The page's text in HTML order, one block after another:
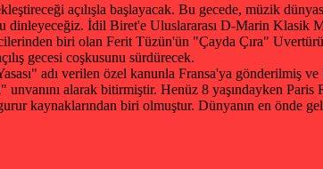
açılışla başlayacak. Bu gecede, müzik
dinleyeceğiz. İdil Biret'e Uluslararası D-Marin Klasik
biri olan Ferit Tüzün'ün "Çayda Çıra"
gecesi coşkusunu sürdürecek.
adı verilen özel kanunla Fransa'ya gönderilmiş
alarak bitirmiştir. Henüz 8 yaşındayken
kaynaklarından biri olmuştur. Dünyanın en önde